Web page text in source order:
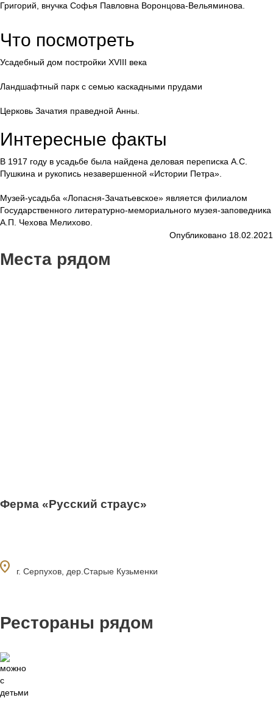
Григорий, внучка Софья Павловна Воронцова-Вельяминова.
Что посмотреть
Усадебный дом постройки XVIII века
Ландшафтный парк с семью каскадными прудами
Церковь Зачатия праведной Анны.
Интересные факты
В 1917 году в усадьбе была найдена деловая переписка А.С.
Пушкина и рукопись незавершенной «Истории Петра».
Музей-усадьба «Лопасня-Зачатьевское» является филиалом
Государственного литературно-мемориального музея-заповедника
А.П. Чехова Мелихово.
Опубликовано 18.02.2021
Места рядом
Ферма «Русский страус»
г. Серпухов, дер.Старые Кузьменки
Рестораны рядом